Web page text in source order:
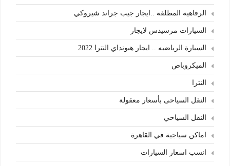
الرفاهية المطلقة ..ايجار جيب جراند شيروكي
السيارات مرسيدس لايجار
السيارة الرياضيه .. ايجار هيونداي النترا 2022
الميكروباص
النترا
النقل السياحى بأسعار معقولة
النقل السياحي
اماكن سياجية في القاهرة
انسب اسعار السيارات